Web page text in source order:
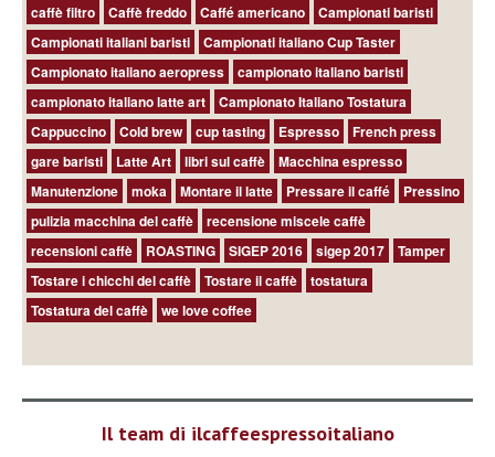
caffè filtro
Caffè freddo Caffé americano
Campionati baristi
Campionati italiani baristi
Campionati italiano Cup Taster
Campionato italiano aeropress
campionato italiano baristi
campionato italiano latte art
Campionato Italiano Tostatura
Cappuccino
Cold brew cup tasting Espresso
French press
gare baristi
Latte Art libri sul caffè
Macchina espresso
Manutenzione
moka Montare il latte Pressare il caffé
Pressino
pulizia macchina del caffè
recensione miscele caffè
recensioni caffè
ROASTING SIGEP 2016 sigep 2017
Tamper
Tostare i chicchi del caffè
Tostare il caffè
tostatura
Tostatura del caffè
we love coffee
Il team di ilcaffeespressoitaliano